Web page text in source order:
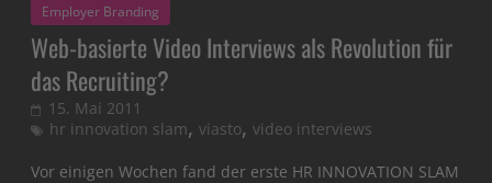
Employer Branding
Web-basierte Video Interviews als Revolution für
das Recruiting?
15. Mai 2011
hr innovation slam,viasto,video interviews
Vor einigen Wochen fand der erste HR INNOVATION SLAM